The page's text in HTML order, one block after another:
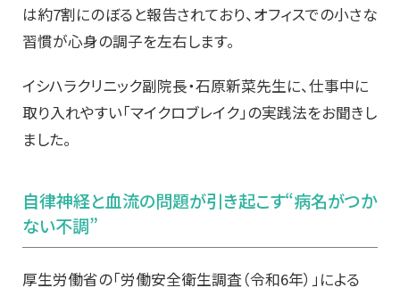
は約7割にのぼると報告されており、オフィスでの小さな
習慣が心身の調子を左右します。
イシハラクリニック副院長・石原新菜先生に、仕事中に
取り入れやすい「マイクロブレイク」の実践法をお聞きし
ました。
自律神経と血流の問題が引き起こす“病名がつか
ない不調”
厚生労働省の「労働安全衛生調査（令和6年）」による